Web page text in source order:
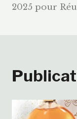
2025 pour